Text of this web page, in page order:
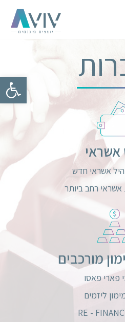
אשראי
אשראי חדש
אשראי רחב ביותר
מורכבים
פארי פאסו
ליזמים